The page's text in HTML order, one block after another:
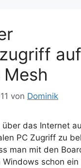
von Dominik
über das Internet
PC Zugriff zu
man mit den
Windows schon ein